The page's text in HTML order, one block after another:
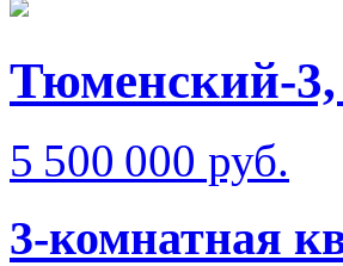
Тюменский-
5 500 000 руб.
3-комнатная